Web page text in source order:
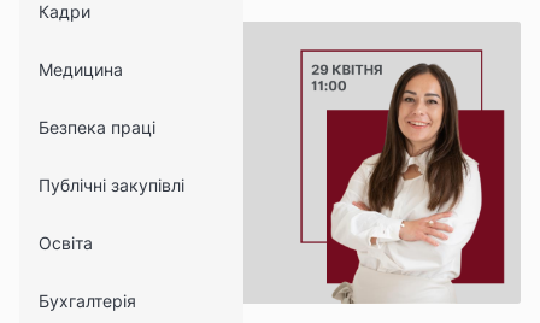
Кадри
Медицина
Безпека праці
Публічні закупівлі
Освіта
Бухгалтерія
16278 1463